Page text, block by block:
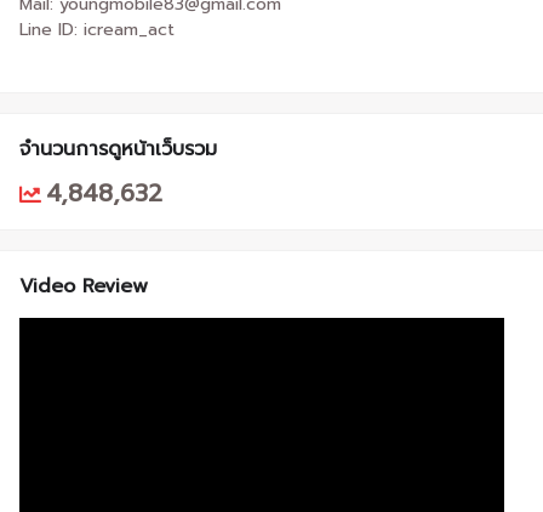
Line ID: icream_act
จำนวนการดูหน้าเว็บรวม
4,848,632
Video Review